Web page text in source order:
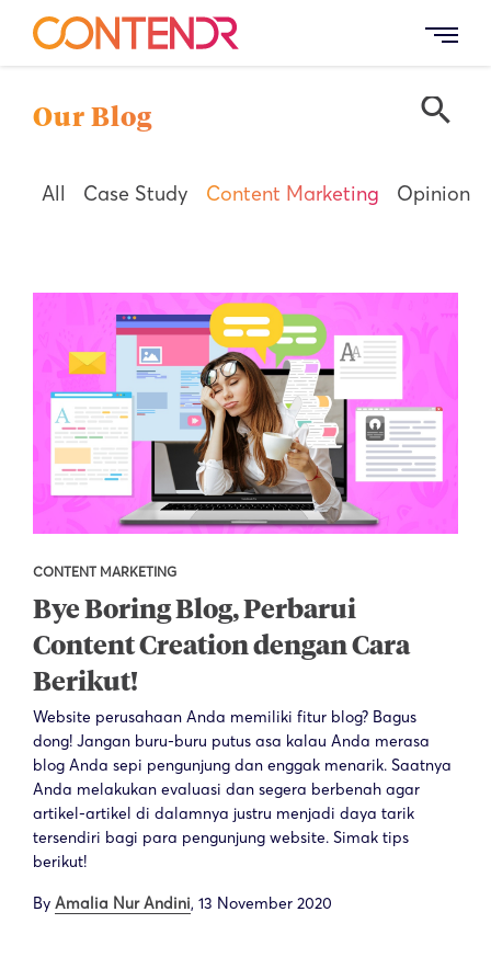
Our Blog search
All Case Study Content Marketing Opinion
CONTENT MARKETING
Bye Boring Blog, Perbarui
Content Creation dengan Cara
Berikut!
Website perusahaan Anda memiliki fitur blog? Bagus
dong! Jangan buru-buru putus asa kalau Anda merasa
blog Anda sepi pengunjung dan enggak menarik. Saatnya
Anda melakukan evaluasi dan segera berbenah agar
artikel-artikel di dalamnya justru menjadi daya tarik
tersendiri bagi para pengunjung website. Simak tips
berikut!
By Amalia Nur Andini, 13 November 2020